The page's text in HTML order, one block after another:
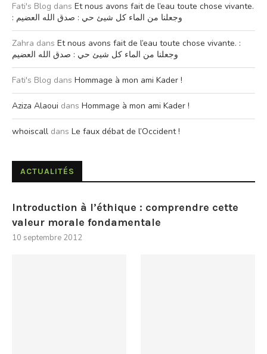
Fati's Blog dans Et nous avons fait de l’eau toute chose vivante.
: وجعلنا من الماء كل شيئ حي : صدق الله العضيم
Zahra dans Et nous avons fait de l’eau toute chose vivante. :
وجعلنا من الماء كل شيئ حي : صدق الله العضيم
Fati's Blog dans Hommage à mon ami Kader !
Aziza Alaoui dans Hommage à mon ami Kader !
whoiscall dans Le faux débat de l’Occident !
ACTUALITÉS
Introduction à l’éthique : comprendre cette
valeur morale fondamentale
10 septembre 2012